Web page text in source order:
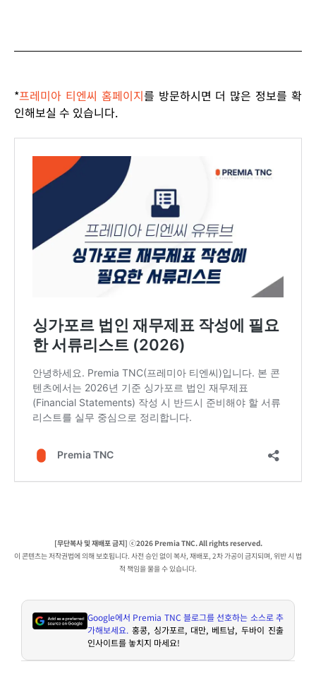
*프레미아 티엔씨 홈페이지를 방문하시면 더 많은 정보를 확
인해보실 수 있습니다.
[무단복사 및 재배포 금지] ⓒ2026 Premia TNC. All rights reserved.
이 콘텐츠는 저작권법에 의해 보호됩니다. 사전 승인 없이 복사, 재배포, 2차 가공이 금지되며, 위반 시 법
적 책임을 물을 수 있습니다.
Google에서 Premia TNC블로그를 선호하는 소스로 추
가해보세요. 홍콩, 싱가포르, 대만, 베트남, 두바이 진출
인사이트를 놓치지 마세요!